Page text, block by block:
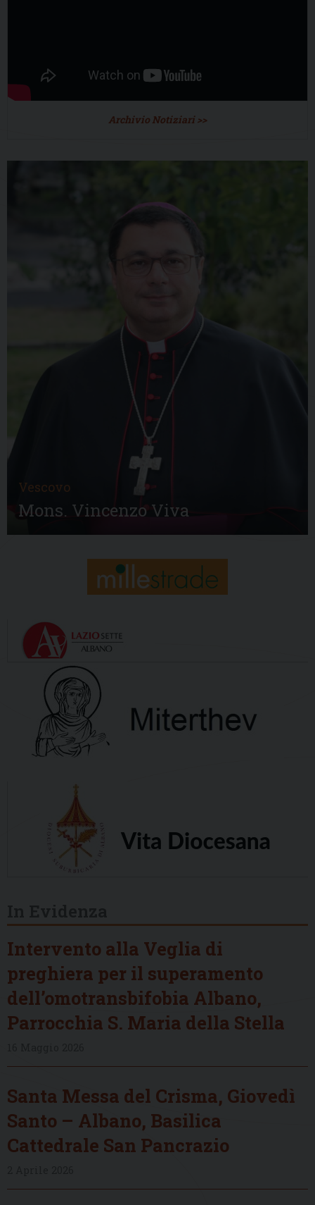
Archivio Notiziari >>
Vescovo
Mons. Vincenzo Viva
Intervento alla Veglia di
preghiera per il superamento
dell’omotransbifobia Albano,
Parrocchia S. Maria della Stella
Santa Messa del Crisma, Giovedì
Santo – Albano, Basilica
Cattedrale San Pancrazio